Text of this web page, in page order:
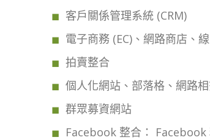
客戶關係管理系統 (CRM)
電子商務 (EC)、網路商店、
拍賣整合
個人化網站、部落格、網路
群眾募資網站
Facebook 整合：